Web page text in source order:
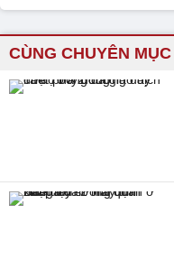
CÙNG CHUYÊN MỤC